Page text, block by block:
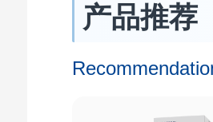
产品推荐